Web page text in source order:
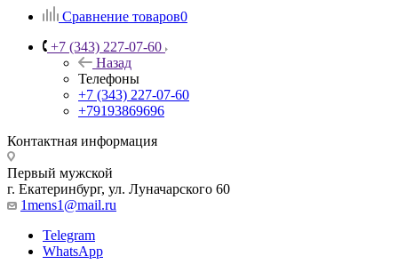
Сравнение товаров0
+7 (343) 227-07-60
Назад
Телефоны
+7 (343) 227-07-60
+79193869696
Контактная информация
Первый мужской
г. Екатеринбург, ул. Луначарского 60
1mens1@mail.ru
Telegram
WhatsApp